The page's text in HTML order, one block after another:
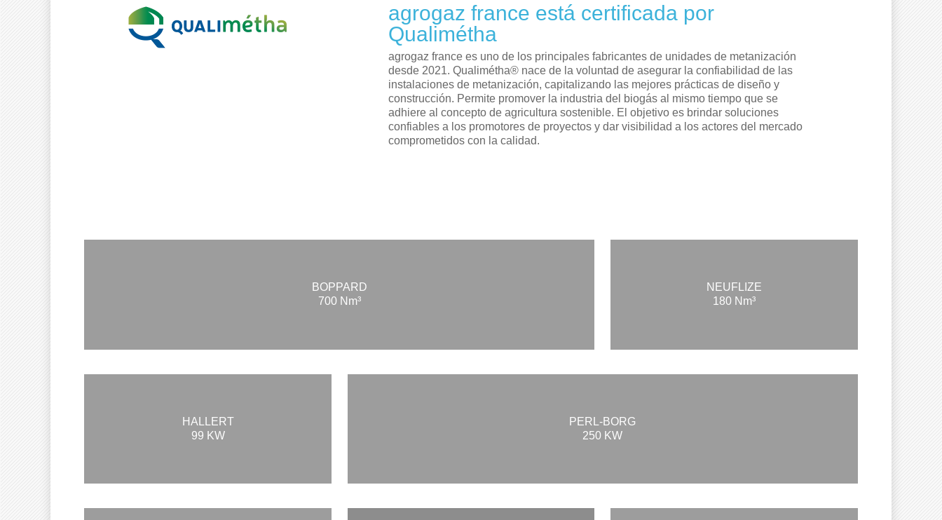
agrogaz france está certificada por
Qualimétha
agrogaz france es uno de los principales fabricantes de unidades de metanización
desde 2021. Qualimétha® nace de la voluntad de asegurar la confiabilidad de las
instalaciones de metanización, capitalizando las mejores prácticas de diseño y
construcción. Permite promover la industria del biogás al mismo tiempo que se
adhiere al concepto de agricultura sostenible. El objetivo es brindar soluciones
confiables a los promotores de proyectos y dar visibilidad a los actores del mercado
comprometidos con la calidad.
BOPPARD
700 Nm³
NEUFLIZE
180 Nm³
HALLERT
99 KW
PERL-BORG
250 KW